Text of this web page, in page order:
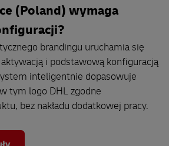
(Poland) wymaga
brandingu uruchamia się
i podstawową konfiguracją
inteligentnie dopasowuje
tym logo DHL zgodne
bez nakładu dodatkowej pracy.